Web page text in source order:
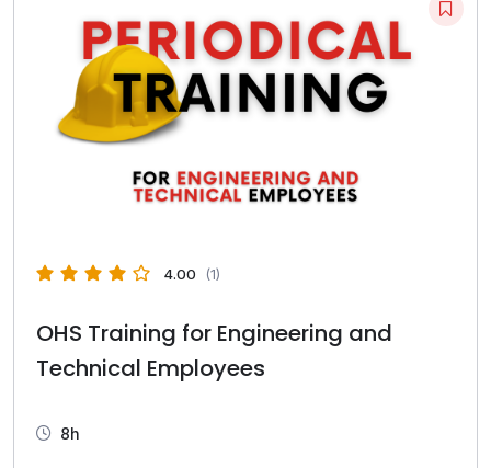
4.00 (1)
OHS Training for Engineering and
Technical Employees
8h